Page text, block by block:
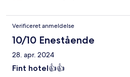
Verificeret anmeldelse
10/10 Enestående
28. apr. 2024
Fint hotel👍👍